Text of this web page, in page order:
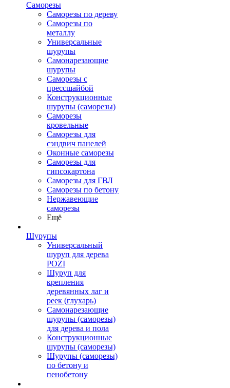
Саморезы
Саморезы по дереву
Саморезы по
металлу
Универсальные
шурупы
Самонарезающие
шурупы
Саморезы с
прессшайбой
Конструкционные
шурупы (саморезы)
Саморезы
кровельные
Саморезы для
сэндвич панелей
Оконные саморезы
Саморезы для
гипсокартона
Саморезы для ГВЛ
Саморезы по бетону
Нержавеющие
саморезы
Ещё
Шурупы
Универсальный
шуруп для дерева
POZI
Шуруп для
крепления
деревянных лаг и
реек (глухарь)
Самонарезающие
шурупы (саморезы)
для дерева и пола
Конструкционные
шурупы (саморезы)
Шурупы (саморезы)
по бетону и
пенобетону